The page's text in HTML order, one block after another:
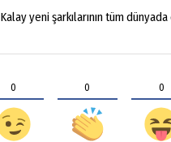
Kalay yeni şarkılarının tüm
0 0 0